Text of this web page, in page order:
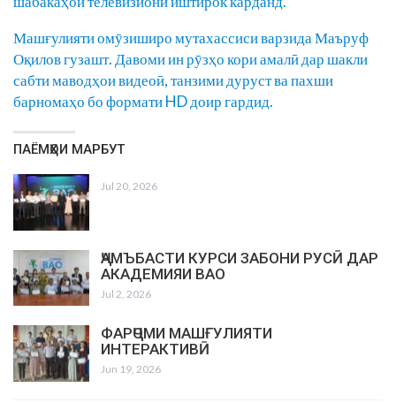
Машғулияти омӯзиширо мутахассиси варзида Маъруф
Оқилов гузашт. Давоми ин рӯзҳо кори амалӣ дар шакли
сабти маводҳои видеоӣ, танзими дуруст ва пахши
барномаҳо бо формати HD доир гардид.
ПАЁМҲОИ МАРБУТ
Jul 20, 2026
ҶАМЪБАСТИ КУРСИ ЗАБОНИ РУСӢ ДАР
АКАДЕМИЯИ ВАО
Jul 2, 2026
ФАРҶОМИ МАШҒУЛИЯТИ
ИНТЕРАКТИВӢ
Jun 19, 2026